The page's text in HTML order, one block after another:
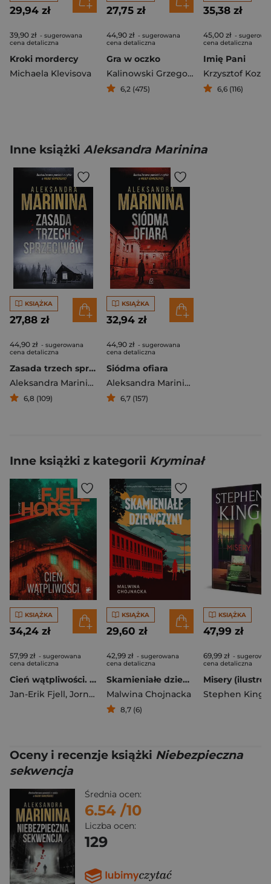
29,94 zł
39,90 zł - sugerowana
cena detaliczna
Kroki mordercy
Michaela Klevisova
27,75 zł
44,90 zł - sugerowana
cena detaliczna
Gra w oczko
Kalinowski Grzegorz
6,2 (475)
35,38 zł
45,00 zł -
cena detaliczna
Imię Pani
Krzysztof
6,6 (116)
Inne książki Aleksandra Marinina
KSIĄŻKA
27,88 zł
44,90 zł - sugerowana
cena detaliczna
Zasada trzech sprzeciwów
Aleksandra Marinina
6,8 (109)
KSIĄŻKA
32,94 zł
44,90 zł - sugerowana
cena detaliczna
Siódma ofiara
Aleksandra Marinina
6,7 (157)
Inne książki z kategorii Kryminał
KSIĄŻKA
34,24 zł
57,99 zł - sugerowana
cena detaliczna
Cień wątpliwości. Śledztwa Markusa Hegera. Tom 2
Jan-Erik Fjell, Jorn Lier Horst
KSIĄŻKA
29,60 zł
42,99 zł - sugerowana
cena detaliczna
Skamieniałe dziewczyny
Malwina Chojnacka
8,7 (6)
KSIĄŻKA
47,99 zł
69,99 zł -
cena detaliczna
Stephen King
Oceny i recenzje książki Niebezpieczna
sekwencja
Średnia ocen:
6.54 /10
Liczba ocen:
129